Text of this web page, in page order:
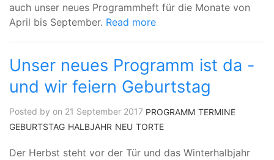
auch unser neues Programmheft für die Monate von
April bis September. Read more
Unser neues Programm ist da -
und wir feiern Geburtstag
Posted by on 21 September 2017 PROGRAMM TERMINE
GEBURTSTAG HALBJAHR NEU TORTE
Der Herbst steht vor der Tür und das Winterhalbjahr